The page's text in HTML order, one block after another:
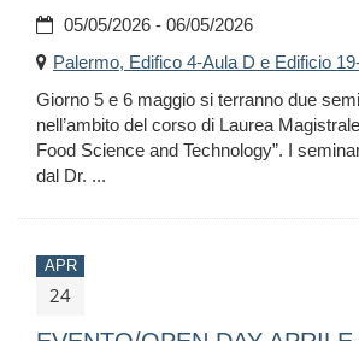
05/05/2026 - 06/05/2026
Palermo, Edifico 4-Aula D e Edificio
Giorno 5 e 6 maggio si terranno due
nell’ambito del corso di Laurea
Food Science and Technology”. I
dal Dr. ...
APR
24